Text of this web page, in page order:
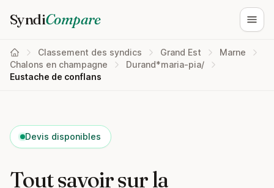
SyndiCompare
Classement des syndics Grand Est
Marne
Chalons en champagne
Durand*maria-pia/
Eustache de conflans
Devis disponibles
Tout savoir sur la